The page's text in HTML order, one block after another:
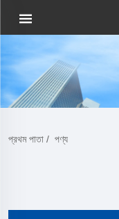
প্রথম পাতা / পণ্য